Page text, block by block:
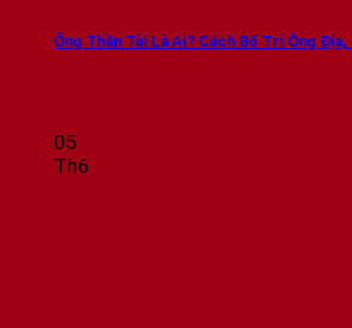
Ông Thần Tài Là Ai? Cách Bố Trí Ông Địa,
05
Th6